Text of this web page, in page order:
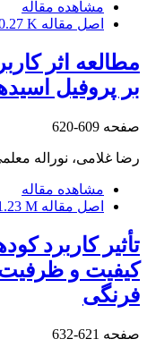
مشاهده مقاله
اصل مقاله K
مطالعه اثر
بر پروفیل
صفحه 609-620
رضا غلامی، نوراله
مشاهده مقاله
اصل مقاله M
تأثیر کاربرد
کیفیت و ظرفیت
فرنگی
صفحه 621-632